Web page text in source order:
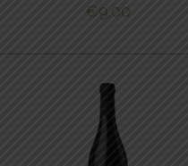
BUY NOW
€9.00
ITALIAANSE FAVORIETEN
RODE WIJNEN